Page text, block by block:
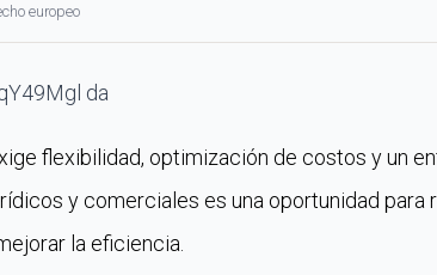
europeo
flexibilidad, optimización de costos y un
y comerciales es una oportunidad para
la eficiencia.